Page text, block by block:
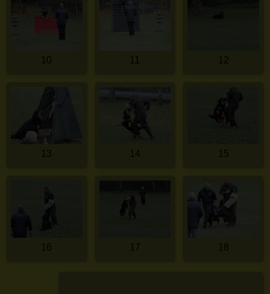
10 11 12
13 14 15
16 17 18